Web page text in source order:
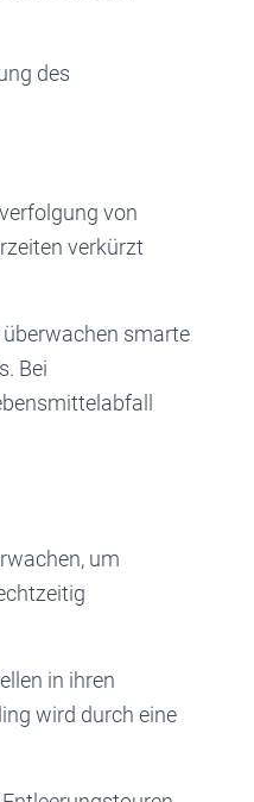
des
von
verkürzt
smarte
Bei
um
in ihren
wird durch eine